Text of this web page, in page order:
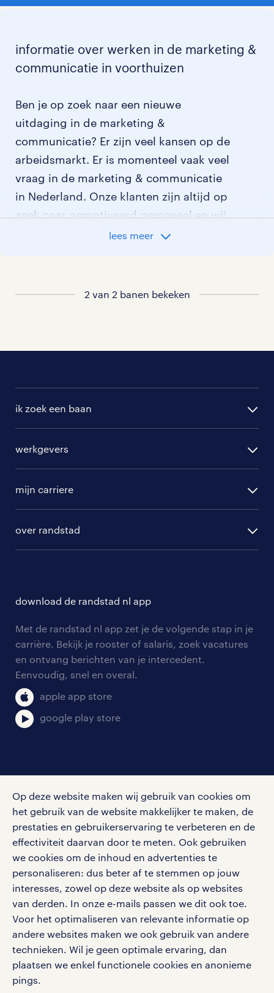
Op deze website maken wij gebruik van cookies om
het gebruik van de website makkelijker te maken, de
prestaties en gebruikerservaring te verbeteren en de
effectiviteit daarvan door te meten. Ook gebruiken
we cookies om de inhoud en advertenties te
personaliseren: dus beter af te stemmen op jouw
interesses, zowel op deze website als op websites
van derden. In onze e-mails passen we dit ook toe.
Voor het optimaliseren van relevante informatie op
andere websites maken we ook gebruik van andere
technieken. Wil je geen optimale ervaring, dan
plaatsen we enkel functionele cookies en anonieme
pings.
informatie over werken in de marketing &
communicatie in voorthuizen
Ben je op zoek naar een nieuwe
uitdaging in de marketing &
communicatie? Er zijn veel kansen op de
arbeidsmarkt. Er is momenteel vaak veel
vraag in de marketing & communicatie
in Nederland. Onze klanten zijn altijd op
zoek naar gemotiveerd personeel en wij
kijken graag samen met je naar de
meest recente vacatures.
lees meer
2 van 2 banen bekeken
ik zoek een baan
randstad professional
randstad digital
werkgevers
hr-diensten
branches
tarieven
personeel gezocht
aanmelden nieuwsbrief
mijn carriere
solliciteren
blogs en artikelen
salarischecker
bruto-netto calculator
over randstad
onze vestigingen
pers
klachten en misstanden
download de randstad nl app
Met de randstad nl app zet je de volgende stap in je
carrière. Bekijk je rooster of salaris, zoek vacatures
en ontvang berichten van je intercedent.
Eenvoudig, snel en overal.
apple app store
google play store
Volg ons voor de leukste content omtrent
vacatures, solliciteren en inspiratie.
werken bij randstad
gebruikersvoorwaarden
privacystatement
cookies
disclaimer
sitemap